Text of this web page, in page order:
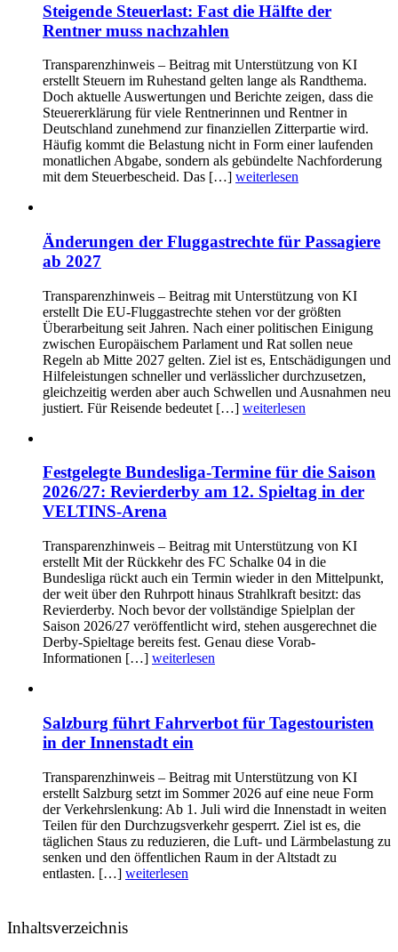
Steigende Steuerlast: Fast die Hälfte der
Rentner muss nachzahlen
Transparenzhinweis – Beitrag mit Unterstützung von KI
erstellt Steuern im Ruhestand gelten lange als Randthema.
Doch aktuelle Auswertungen und Berichte zeigen, dass die
Steuererklärung für viele Rentnerinnen und Rentner in
Deutschland zunehmend zur finanziellen Zitterpartie wird.
Häufig kommt die Belastung nicht in Form einer laufenden
monatlichen Abgabe, sondern als gebündelte Nachforderung
mit dem Steuerbescheid. Das […] weiterlesen
Änderungen der Fluggastrechte für Passagiere
ab 2027
Transparenzhinweis – Beitrag mit Unterstützung von KI
erstellt Die EU-Fluggastrechte stehen vor der größten
Überarbeitung seit Jahren. Nach einer politischen Einigung
zwischen Europäischem Parlament und Rat sollen neue
Regeln ab Mitte 2027 gelten. Ziel ist es, Entschädigungen und
Hilfeleistungen schneller und verlässlicher durchzusetzen,
gleichzeitig werden aber auch Schwellen und Ausnahmen neu
justiert. Für Reisende bedeutet […] weiterlesen
Festgelegte Bundesliga-Termine für die Saison
2026/27: Revierderby am 12. Spieltag in der
VELTINS-Arena
Transparenzhinweis – Beitrag mit Unterstützung von KI
erstellt Mit der Rückkehr des FC Schalke 04 in die
Bundesliga rückt auch ein Termin wieder in den Mittelpunkt,
der weit über den Ruhrpott hinaus Strahlkraft besitzt: das
Revierderby. Noch bevor der vollständige Spielplan der
Saison 2026/27 veröffentlicht wird, stehen ausgerechnet die
Derby-Spieltage bereits fest. Genau diese Vorab-
Informationen […] weiterlesen
Salzburg führt Fahrverbot für Tagestouristen
in der Innenstadt ein
Transparenzhinweis – Beitrag mit Unterstützung von KI
erstellt Salzburg setzt im Sommer 2026 auf eine neue Form
der Verkehrslenkung: Ab 1. Juli wird die Innenstadt in weiten
Teilen für den Durchzugsverkehr gesperrt. Ziel ist es, die
täglichen Staus zu reduzieren, die Luft- und Lärmbelastung zu
senken und den öffentlichen Raum in der Altstadt zu
entlasten. […] weiterlesen
Inhaltsverzeichnis